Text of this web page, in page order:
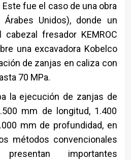
fue el caso de una obra
Árabes Unidos), donde un
cabezal fresador KEMROC
una excavadora Kobelco
de zanjas en caliza con
70 MPa.
la ejecución de zanjas de
mm de longitud, 1.400
mm de profundidad, en
métodos convencionales
importantes